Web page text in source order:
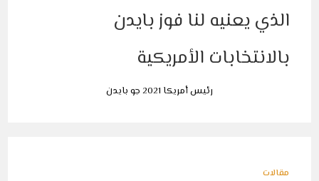
بايدن
بالانتخابات
الأمريكية
رئيس أمريكا 2021 جو بايدن
مقالات